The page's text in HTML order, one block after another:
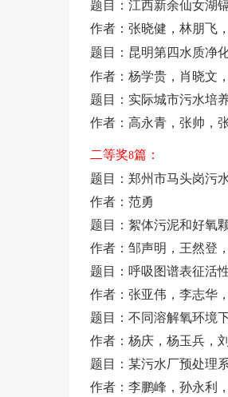
题目：江西新余仙女湖
作者：张晓健，林朋飞
题目：昆明第四水质净
作者：杨学贵，肖晓文
题目：实际城市污水培
作者：高永青，张帅，
二等奖8篇：
题目：郑州市马头岗污
作者：范勇
题目：絮体污泥和好氧
作者：邹声明，王然登
题目：呼吸图谱表征活
作者：张亚伟，李志华
题目：不同溶解氧环境
作者：杨庆，杨玉兵，
题目：某污水厂预处理
作者：李鹏峰，孙永利